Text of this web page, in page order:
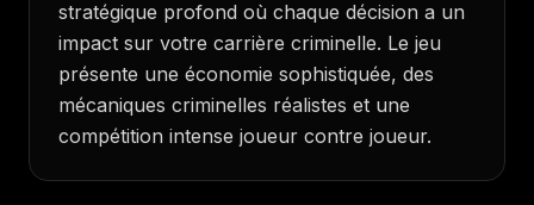
stratégique profond où chaque décision a un
impact sur votre carrière criminelle. Le jeu
présente une économie sophistiquée, des
mécaniques criminelles réalistes et une
compétition intense joueur contre joueur.